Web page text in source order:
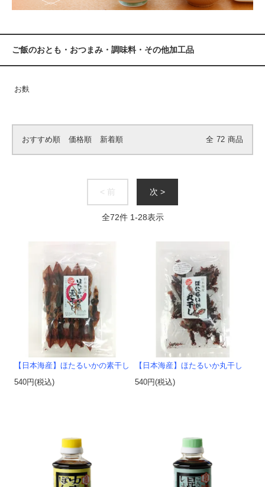
ご飯のおとも・おつまみ・調味料・その他加工品
お麩
おすすめ順 価格順 新着順 全 72 商品
< 前 次 >
全72件 1-28表示
【日本海産】ほたるいかの素干し
540円(税込)
【日本海産】ほたるいか丸干し
540円(税込)